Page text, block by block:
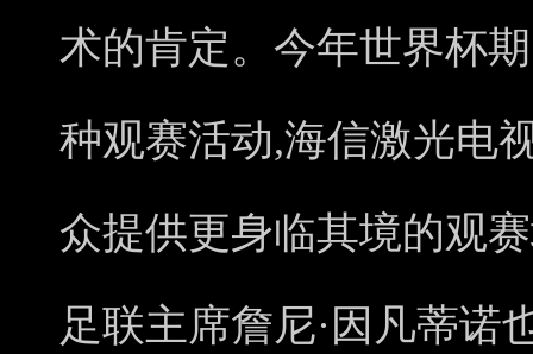
术的肯定。今年世界杯
种观赛活动,海信激光电
众提供更身临其境的观
足联主席詹尼·因凡蒂诺